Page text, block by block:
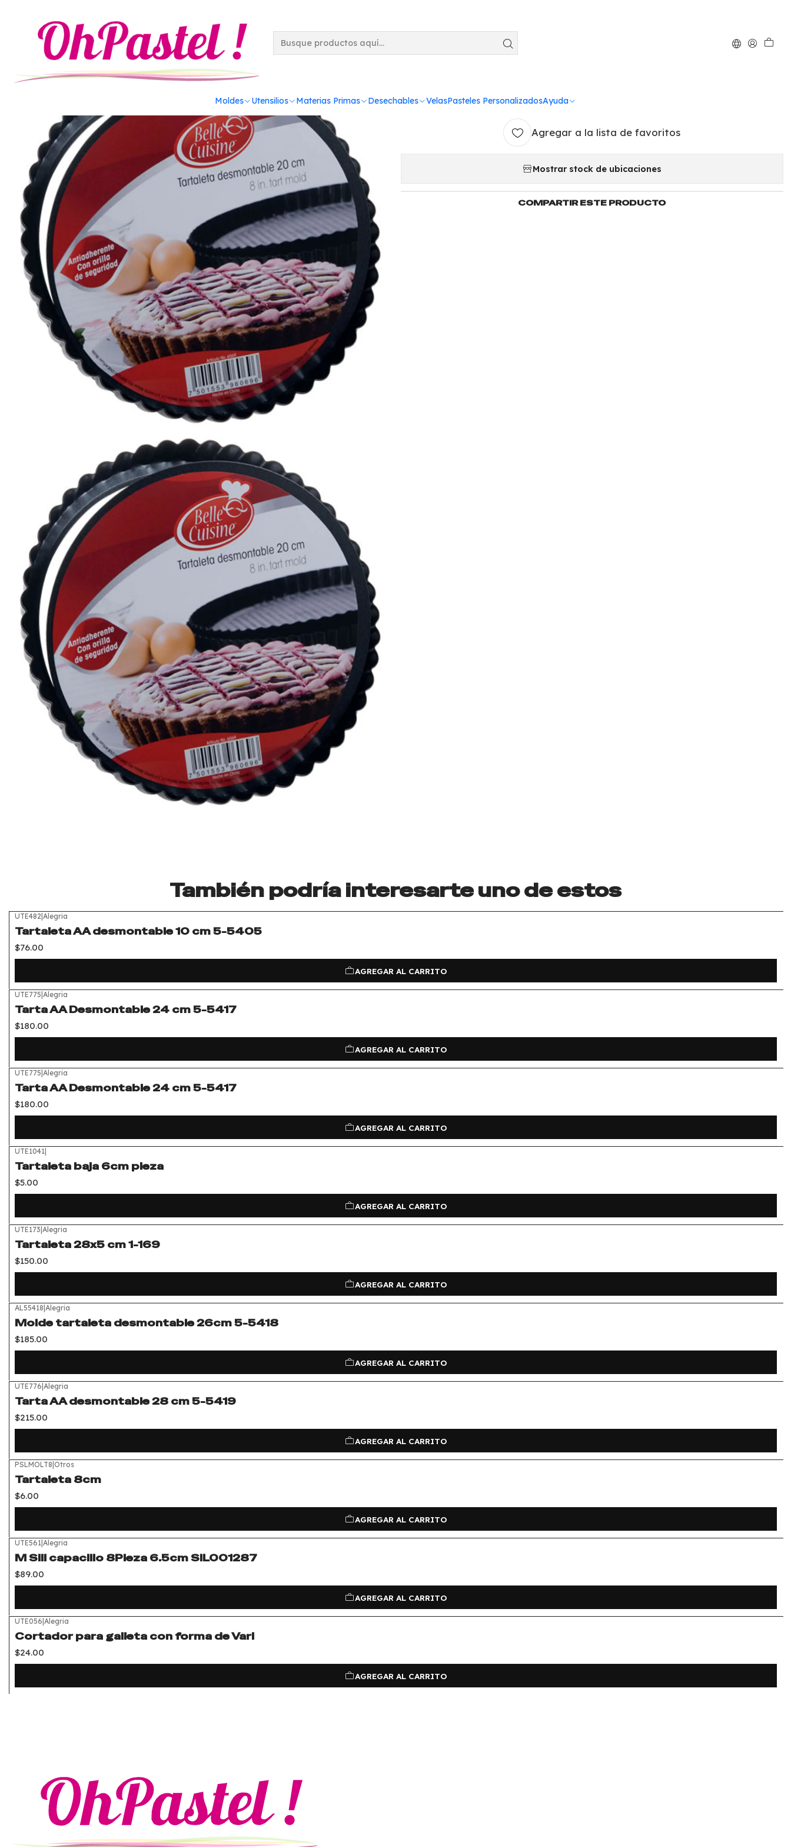
Moldes Utensilios Materias Primas Desechables VelasPasteles PersonalizadosAyuda
cm 6069
Agregar a la lista de favoritos
Mostrar stock de ubicaciones
COMPARTIR ESTE PRODUCTO
También podría interesarte uno de estos
UTE482|Alegria
Tartaleta AA desmontable 10 cm 5-5405
$76.00
AGREGAR AL CARRITO
UTE775|Alegria
Tarta AA Desmontable 24 cm 5-5417
$180.00
AGREGAR AL CARRITO
UTE775|Alegria
Tarta AA Desmontable 24 cm 5-5417
$180.00
AGREGAR AL CARRITO
UTE1041|
Tartaleta baja 6cm pieza
$5.00
AGREGAR AL CARRITO
UTE173|Alegria
Tartaleta 28x5 cm 1-169
$150.00
AGREGAR AL CARRITO
AL55418|Alegria
Molde tartaleta desmontable 26cm 5-5418
$185.00
AGREGAR AL CARRITO
UTE776|Alegria
Tarta AA desmontable 28 cm 5-5419
$215.00
AGREGAR AL CARRITO
PSLMOLT8|Otros
Tartaleta 8cm
$6.00
AGREGAR AL CARRITO
UTE561|Alegria
M Sili capacillo 8Pieza 6.5cm SIL001287
$89.00
AGREGAR AL CARRITO
UTE056|Alegria
Cortador para galleta con forma de Vari
$24.00
AGREGAR AL CARRITO